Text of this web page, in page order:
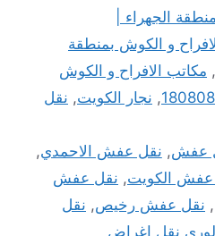
الجهراء |
و الكوش بمنطقة
, مكاتب الافراح و الكوش
, نجار الكويت, نقل
عفش, نقل عفش الاحمدي,
عفش الكويت, نقل عفش
, نقل عفش رخيص, نقل
نقل اغراض